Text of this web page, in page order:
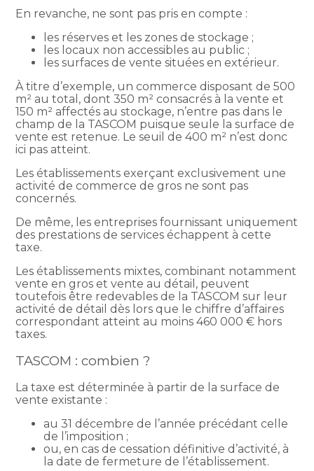
En revanche, ne sont pas pris en compte :
les réserves et les zones de stockage ;
les locaux non accessibles au public ;
les surfaces de vente situées en extérieur.
À titre d’exemple, un commerce disposant de 500
m² au total, dont 350 m² consacrés à la vente et
150 m² affectés au stockage, n’entre pas dans le
champ de la TASCOM puisque seule la surface de
vente est retenue. Le seuil de 400 m² n’est donc
ici pas atteint.
Les établissements exerçant exclusivement une
activité de commerce de gros ne sont pas
concernés.
De même, les entreprises fournissant uniquement
des prestations de services échappent à cette
taxe.
Les établissements mixtes, combinant notamment
vente en gros et vente au détail, peuvent
toutefois être redevables de la TASCOM sur leur
activité de détail dès lors que le chiffre d’affaires
correspondant atteint au moins 460 000 € hors
taxes.
TASCOM : combien ?
La taxe est déterminée à partir de la surface de
vente existante :
au 31 décembre de l’année précédant celle
de l’imposition ;
ou, en cas de cessation définitive d’activité, à
la date de fermeture de l’établissement.